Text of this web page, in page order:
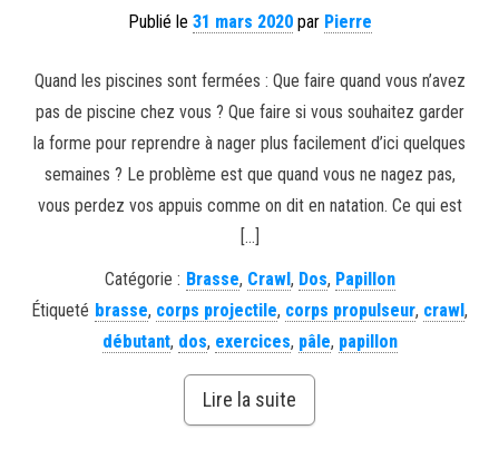
Publié le 31 mars 2020par Pierre
Quand les piscines sont fermées : Que faire quand vous n’avez
pas de piscine chez vous ? Que faire si vous souhaitez garder
la forme pour reprendre à nager plus facilement d’ici quelques
semaines ? Le problème est que quand vous ne nagez pas,
vous perdez vos appuis comme on dit en natation. Ce qui est
[…]
Catégorie : Brasse, Crawl , Dos, Papillon
Étiqueté brasse, corps projectile, corps propulseur, crawl ,
débutant, dos, exercices, pâle, papillon
Lire la suite